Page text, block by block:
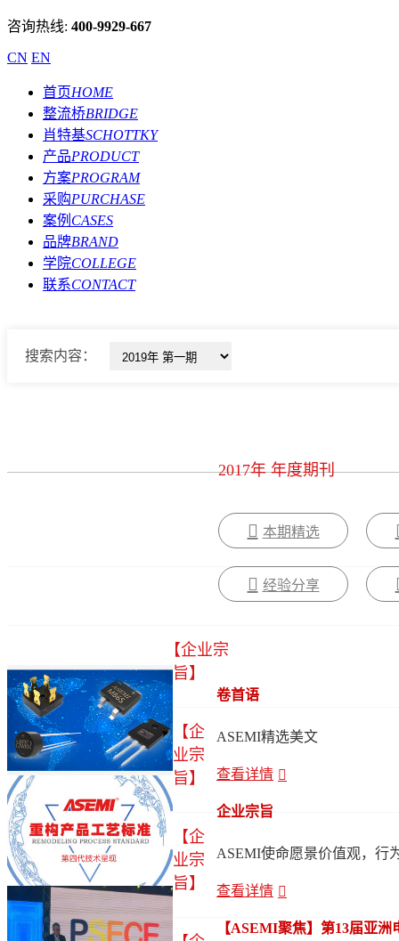
咨询热线: 400-9929-667
CN EN
首页HOME
整流桥BRIDGE
肖特基SCHOTTKY
产品PRODUCT
方案PROGRAM
采购PURCHASE
案例 CASES
品牌BRAND
学院COLLEGE
联系CONTACT
搜索内容：
2017年 年度期刊
本期精选
经验分享
卷首语
ASEMI精选美文
查看详情
企业宗旨
ASEMI使命愿景价值观，行
查看详情
【企业宗
旨】
【ASEMI聚焦】第13届亚
【企
业宗
旨】
【企
业宗
旨】